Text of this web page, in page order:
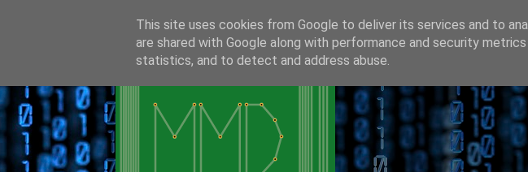
This site uses cookies from Google to deliver its services and to
are shared with Google along with performance and security
statistics, and to detect and address abuse.